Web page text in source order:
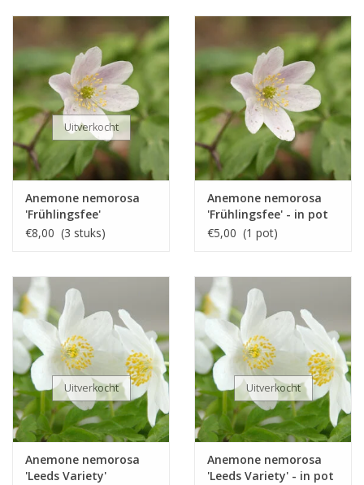
Uitverkocht
Anemone nemorosa
'Frühlingsfee'
€8,00 (3 stuks)
Anemone nemorosa
'Frühlingsfee' - in pot
€5,00 (1 pot)
Uitverkocht
Anemone nemorosa
'Leeds Variety'
Uitverkocht
Anemone nemorosa
'Leeds Variety' - in pot